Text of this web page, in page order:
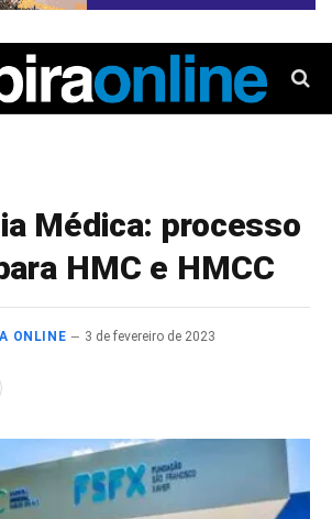
Médica: processo
HMC e HMCC
ONLINE
3 de fevereiro de 2023